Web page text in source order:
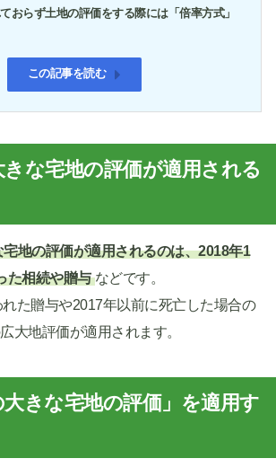
おらず土地の評価をする際には「倍率方式」
この記事を読む
な宅地の評価が適用される
地の評価が適用されるのは、2018年1
た相続や贈与 などです。
た贈与や2017年以前に死亡した場合の
大地評価が適用されます。
大きな宅地の評価」を適用す